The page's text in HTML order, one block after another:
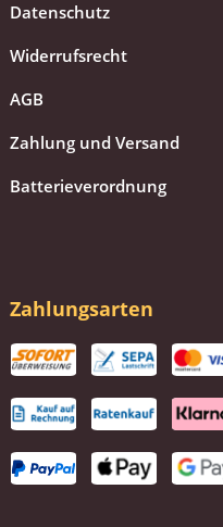
Datenschutz
Widerrufsrecht
AGB
Zahlung und Versand
Batterieverordnung
Zahlungsarten